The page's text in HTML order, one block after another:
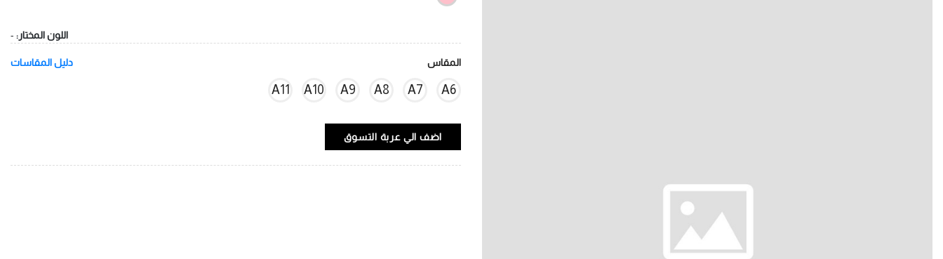
اللون المختار: -
المقاس دليل المقاسات
A6
A7
A8
A9
A10
A11
اضف الي عربة التسوق